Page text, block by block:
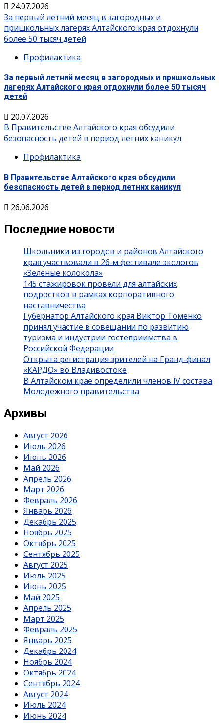
24.07.2026
За первый летний месяц в загородных и
пришкольных лагерях Алтайского края отдохнули
более 50 тысяч детей
Профилактика
За первый летний месяц в загородных и пришкольных
лагерях Алтайского края отдохнули более 50 тысяч
детей
20.07.2026
В Правительстве Алтайского края обсудили
безопасность детей в период летних каникул
Профилактика
В Правительстве Алтайского края обсудили
безопасность детей в период летних каникул
26.06.2026
Последние новости
Школьники из городов и районов Алтайского
края участвовали в 26-м фестивале экологов
«Зеленые колокола»
145 стажировок провели для алтайских
подростков в рамках корпоративного
наставничества
Губернатор Алтайского края Виктор Томенко
принял участие в совещании по развитию
туризма и индустрии гостеприимства в
Российской Федерации
Открыта регистрация зрителей на Гранд-финал
«КАРДО» во Владивостоке
В Алтайском крае определили членов IV состава
Молодежного правительства
Архивы
Август 2026
Июль 2026
Июнь 2026
Май 2026
Апрель 2026
Март 2026
Февраль 2026
Январь 2026
Декабрь 2025
Ноябрь 2025
Октябрь 2025
Сентябрь 2025
Август 2025
Июль 2025
Июнь 2025
Май 2025
Апрель 2025
Март 2025
Февраль 2025
Январь 2025
Декабрь 2024
Ноябрь 2024
Октябрь 2024
Сентябрь 2024
Август 2024
Июль 2024
Июнь 2024